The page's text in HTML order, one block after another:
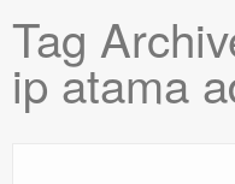
Genel
Video-Webcast-
Tag
ip atama